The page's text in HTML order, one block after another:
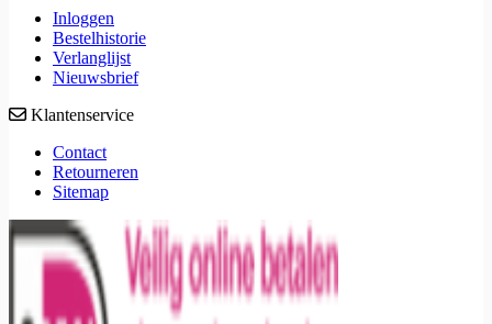
Inloggen
Bestelhistorie
Verlanglijst
Nieuwsbrief
Klantenservice
Contact
Retourneren
Sitemap